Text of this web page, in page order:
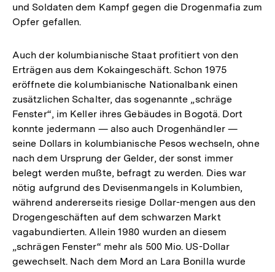
und Soldaten dem Kampf gegen die Drogenmafia zum
Opfer gefallen.
Auch der kolumbianische Staat profitiert von den
Erträgen aus dem Kokaingeschäft. Schon 1975
eröffnete die kolumbianische Nationalbank einen
zusätzlichen Schalter, das sogenannte „schräge
Fenster“, im Keller ihres Gebäudes in Bogotä. Dort
konnte jedermann — also auch Drogenhändler —
seine Dollars in kolumbianische Pesos wechseln, ohne
nach dem Ursprung der Gelder, der sonst immer
belegt werden mußte, befragt zu werden. Dies war
nötig aufgrund des Devisenmangels in Kolumbien,
während andererseits riesige Dollar-mengen aus den
Drogengeschäften auf dem schwarzen Markt
vagabundierten. Allein 1980 wurden an diesem
„schrägen Fenster“ mehr als 500 Mio. US-Dollar
gewechselt. Nach dem Mord an Lara Bonilla wurde